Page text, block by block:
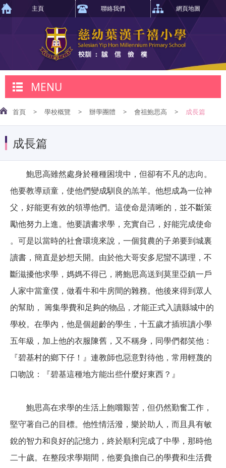
主頁 聯絡我們 網頁地圖
MENU
首頁 > 學校概覽 > 辦學團體 > 會祖鮑思高 > 成長篇
成長篇
鮑思高雖然處身於種種困境中，但卻有不凡的志向。
他要教導頑童，使他們變成馴良的羔羊。他想成為一位神
父，好能更有效的領導他們。這使命是清晰的，並不斷策
勵他努力上進。他要讀書求學，充實自己，好能完成使命
。可是以當時的社會環境來說，一個貧農的子弟要到城裏
讀書，簡直是妙想天開。由於他大哥安多尼蠻不講理，不
斷滋擾他求學，媽媽不得已，將鮑思高送到莫里亞鎮一戶
人家中當童僕，做看牛和牛房間的雜務。他後來得到眾人
的幫助， 籌集學費和足夠的物品，才能正式入讀縣城中的
學校。在學內，他是個超齡的學生，十五歲才插班讀小學
五年級，加上他的衣服陳舊，又不稱身，同學們都笑他：
『碧基村的鄉下仔！』連教師也惡意對待他，常用輕蔑的
口吻說：『碧基這種地方能出些什麼好東西？』
鮑思高在求學的生活上飽嚐艱苦，但仍然勤奮工作，
堅守著自己的目標。他性情活潑，樂於助人，而且具有敏
銳的智力和良好的記憶力，終於順利完成了中學，那時他
二十歲。在整段求學期間，他要負擔自己的學費和生活費